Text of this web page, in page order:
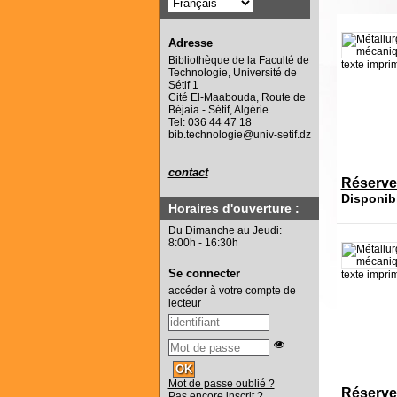
texte
texte
Adresse
Bibliothèque de la Faculté de
Technologie, Université de
Sétif 1
Cité El-Maabouda, Route de
Béjaia - Sétif, Algérie
Tel: 036 44 47 18
bib.technologie@univ-setif.dz
contact
Horaires d'ouverture :
Du Dimanche au Jeudi:
8:00h - 16:30h
Se connecter
accéder à votre compte de
lecteur
Mot de passe oublié ?